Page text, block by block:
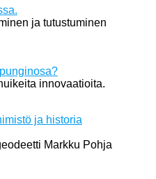
ja tutustuminen
innovaatioita.
ja historia
Markku Pohja